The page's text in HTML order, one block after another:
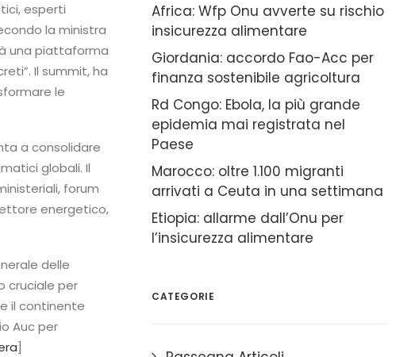
esperti
la ministra
una piattaforma
Il summit, ha
le
a consolidare
globali. Il
forum
energetico,
delle
cruciale per
il continente
Auc per
]
Africa: Wfp Onu avverte su rischio
insicurezza alimentare
Giordania: accordo Fao-Acc per
finanza sostenibile agricoltura
Rd Congo: Ebola, la più grande
epidemia mai registrata nel
Paese
Marocco: oltre 1.100 migranti
arrivati a Ceuta in una settimana
Etiopia: allarme dall’Onu per
l’insicurezza alimentare
CATEGORIE